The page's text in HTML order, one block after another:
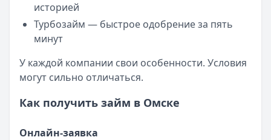
историей
Турбозайм — быстрое одобрение за пять
минут
У каждой компании свои особенности. Условия
могут сильно отличаться.
Как получить займ в Омске
Онлайн-заявка